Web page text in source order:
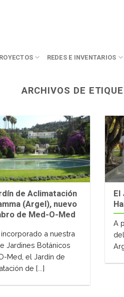
REDES E INVENTARIOS
ARCHIVOS DE
de Aclimatación
(Argel), nuevo
de Med-O-Med
incorporado a nuestra
Jardines Botánicos
Med, el Jardín de
de [...]
El
A